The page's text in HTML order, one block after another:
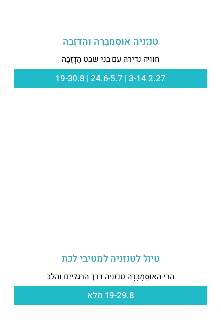
טנזניה אוּסָמְבָּרָה והָדְזָבֶּה
חוויה נדירה עם בני שבט הָדְזָבֶּה
3-14.2.27 | 24.6-5.7 | 19-30.8
טיול לטנזניה למטיבי לכת
הרי האוּסָמְבָּרָה טנזניה דרך הרגליים והלב
19-29.8 מלא